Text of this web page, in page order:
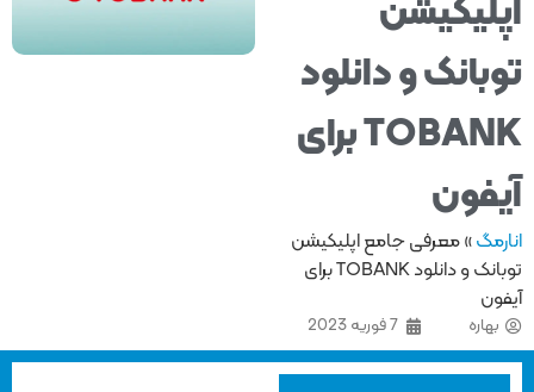
و دانلود
TOBANK برای
»معرفی جامع اپلیکیشن
توبانک و دانلود TOBANK برای
بهاره